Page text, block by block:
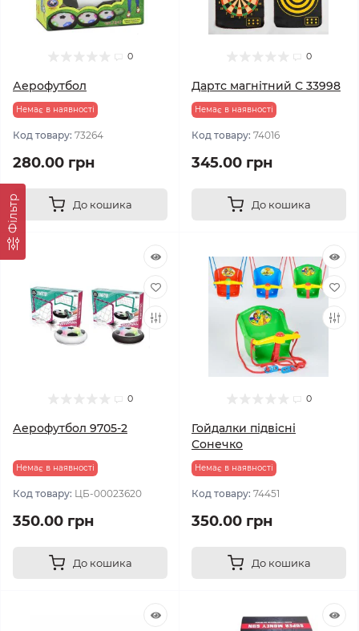
Фільтр
0
Аерофутбол
Немає в наявності
Код товару: 73264
280.00 грн
До кошика
0
Дартс магнітний С 33998
Немає в наявності
Код товару: 74016
345.00 грн
До кошика
0
Аерофутбол 9705-2
Немає в наявності
Код товару: ЦБ-00023620
350.00 грн
До кошика
0
Гойдалки підвісні
Сонечко
Немає в наявності
Код товару: 74451
350.00 грн
До кошика